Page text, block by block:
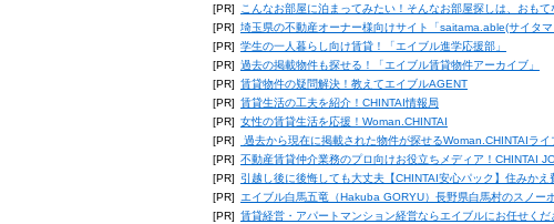
[PR]
こんなお部屋に泊まってみたい！そんなお部屋探しは、おもて
[PR] 埼玉県の不動産オーナー様向けサイト「saitama.able(サイタマ
[PR] 学生の一人暮らし向け賃貸！「エイブル進学応援部」
[PR] 過去の掲載物件も探せる！「エイブル賃貸物件アーカイブ」
[PR] 賃貸物件の疑問解決！教えてエイブルAGENT
[PR] 賃貸生活の工夫を紹介！CHINTAI情報局
[PR] 女性の賃貸生活を応援！Woman.CHINTAI
[PR]
過去から現在に掲載された物件が探せるWoman.CHINTAIライ
[PR] 不動産賃貸仲介業務のプロ向けお役立ちメディア！CHINTAI
[PR]
引越し後に後悔しても大丈夫【CHINTAI安心パック】住みかえ
[PR]
エイブル白馬五竜（Hakuba GORYU）長野県白馬村のスノー
[PR] 賃貸経営・アパートマンション経営ならエイブルにお任せくだ